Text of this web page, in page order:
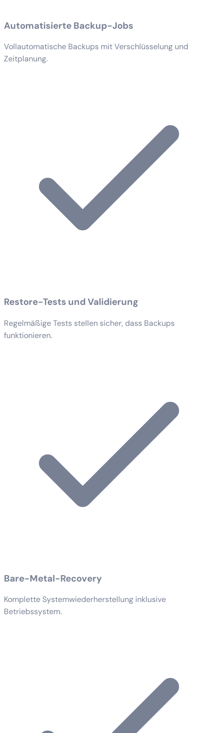
Automatisierte Backup-Jobs
Vollautomatische Backups mit Verschlüsselung und
Zeitplanung.
Restore-Tests und Validierung
Regelmäßige Tests stellen sicher, dass Backups
funktionieren.
Bare-Metal-Recovery
Komplette Systemwiederherstellung inklusive
Betriebssystem.